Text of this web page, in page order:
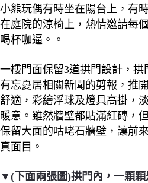
小熊玩偶有時坐在陽台上，有
在庭院的涼椅上，熱情邀請每
喝杯咖逼。。
一樓門面保留3道拱門設計，拱
有忘憂居相關新聞的剪報，推
舒適，彩繪浮球及燈具高掛，
暖意。雖然牆壁都貼滿紅磚，
保留大面的咕咾石牆壁，讓前
真面目。
▼(下面兩張圖)拱門內，一顆顆